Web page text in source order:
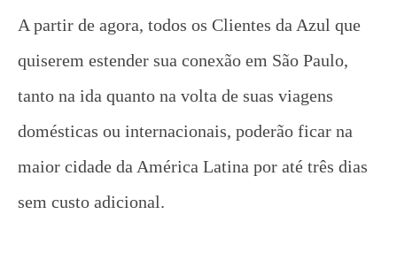
A partir de agora, todos os Clientes da Azul que
quiserem estender sua conexão em São Paulo,
tanto na ida quanto na volta de suas viagens
domésticas ou internacionais, poderão ficar na
maior cidade da América Latina por até três dias
sem custo adicional.